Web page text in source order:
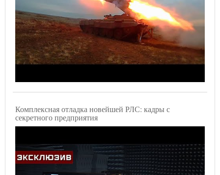
Комплексная отладка новейшей РЛС: кадры с
секретного предприятия